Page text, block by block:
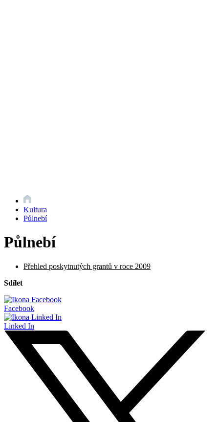
Kultura
Půlnebí
Půlnebí
Přehled poskytnutých grantů v roce 2009
Sdílet
Facebook
Linked In